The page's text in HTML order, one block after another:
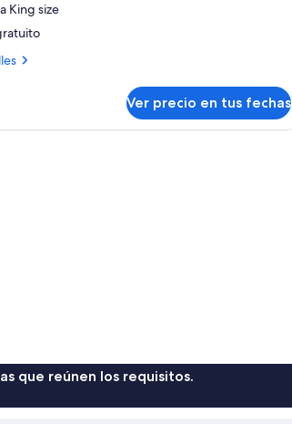
King size
Ver precio en tus fechas
que reúnen los requisitos.